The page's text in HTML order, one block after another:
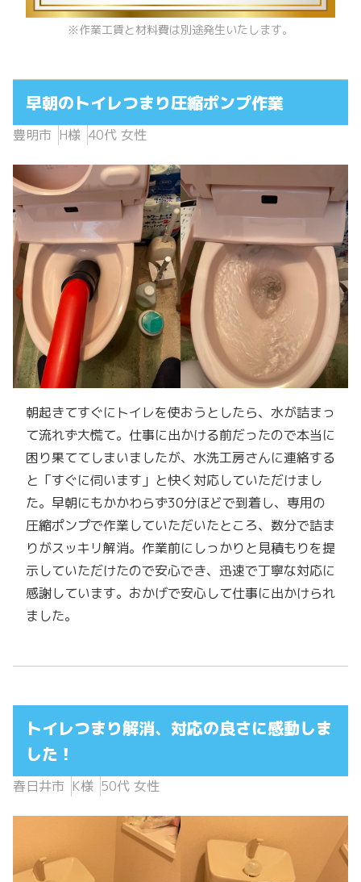
※作業工賃と材料費は別途発生いたします。
早朝のトイレつまり圧縮ポンプ作業
豊明市 H様 40代 女性
朝起きてすぐにトイレを使おうとしたら、水が詰まっ
て流れず大慌て。仕事に出かける前だったので本当に
困り果ててしまいましたが、水洗工房さんに連絡する
と「すぐに伺います」と快く対応していただけまし
た。早朝にもかかわらず30分ほどで到着し、専用の
圧縮ポンプで作業していただいたところ、数分で詰ま
りがスッキリ解消。作業前にしっかりと見積もりを提
示していただけたので安心でき、迅速で丁寧な対応に
感謝しています。おかげで安心して仕事に出かけられ
ました。
トイレつまり解消、対応の良さに感動しま
した！
春日井市 K様 50代 女性